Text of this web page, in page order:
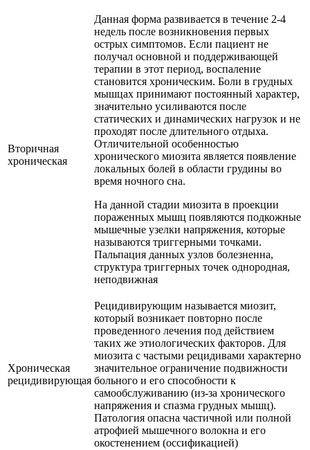
Вторичная
хроническая
Данная форма развивается в течение 2-4
недель после возникновения первых
острых симптомов. Если пациент не
получал основной и поддерживающей
терапии в этот период, воспаление
становится хроническим. Боли в грудных
мышцах принимают постоянный характер,
значительно усиливаются после
статических и динамических нагрузок и не
проходят после длительного отдыха.
Отличительной особенностью
хронического миозита является появление
локальных болей в области грудины во
время ночного сна.
На данной стадии миозита в проекции
пораженных мышц появляются подкожные
мышечные узелки напряжения, которые
называются триггерными точками.
Пальпация данных узлов болезненна,
структура триггерных точек однородная,
неподвижная
Хроническая
рецидивирующая
Рецидивирующим называется миозит,
который возникает повторно после
проведенного лечения под действием
таких же этиологических факторов. Для
миозита с частыми рецидивами характерно
значительное ограничение подвижности
больного и его способности к
самообслуживанию (из-за хронического
напряжения и спазма грудных мышц).
Патология опасна частичной или полной
атрофией мышечного волокна и его
окостенением (оссификацией)